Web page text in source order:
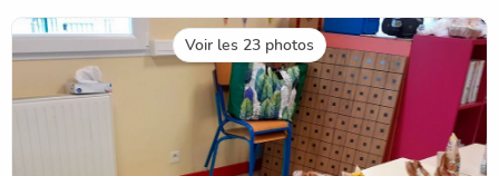
Voir les 23 photos